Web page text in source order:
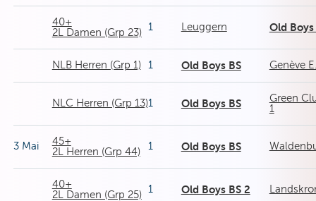
40+
2L Damen (Grp 23)
1 Leuggern Old Boys
NLB Herren (Grp 1) 1 Old Boys BS Genève
NLC Herren (Grp 13)1 Old Boys BS
Green
1
3 Mai
45+
2L Herren (Grp 44)
1 Old Boys BS
40+
2L Damen (Grp 25)
1 Old Boys BS 2